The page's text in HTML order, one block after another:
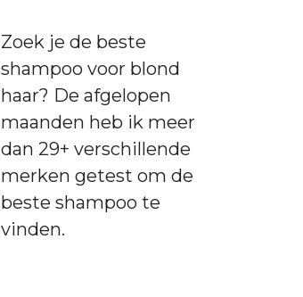
Zoek je de beste
shampoo voor blond
haar? De afgelopen
maanden heb ik meer
dan 29+ verschillende
merken getest om de
beste shampoo te
vinden.